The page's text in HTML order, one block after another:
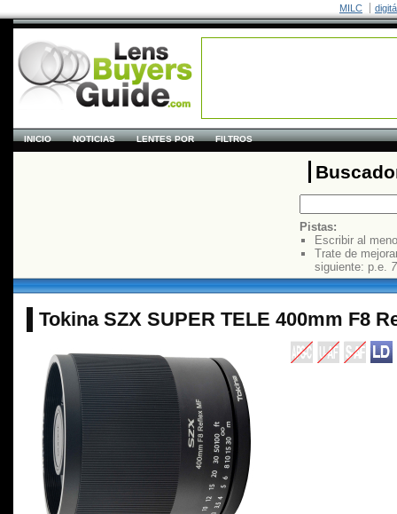
MILC
INICIO NOTICIAS LENTES POR FILTROS
Pistas:
Escribir al
Trate de
siguiente: p.e.
Tokina SZX SUPER TELE 400mm F8